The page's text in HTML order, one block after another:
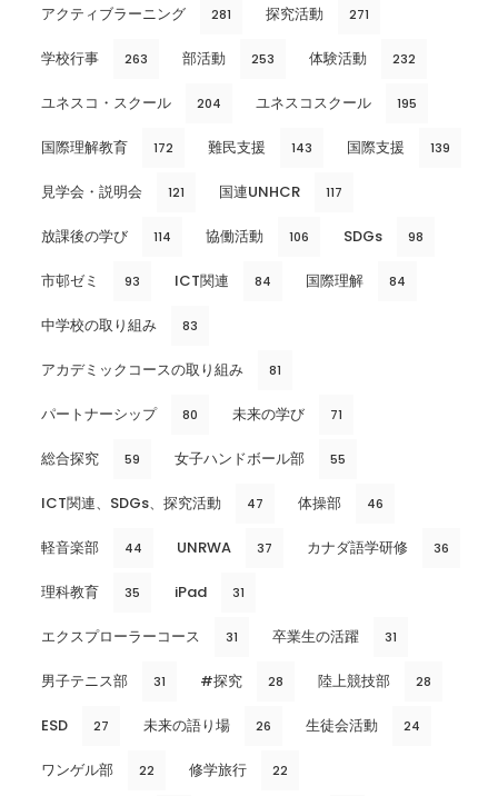
アクティブラーニング 281 探究活動 271
学校行事 263 部活動 253 体験活動 232
ユネスコ・スクール 204 ユネスコスクール 195
国際理解教育 172 難民支援 143 国際支援 139
見学会・説明会 121 国連UNHCR 117
放課後の学び 114 協働活動 106 SDGs 98
市邨ゼミ 93 ICT関連 84 国際理解 84
中学校の取り組み 83
アカデミックコースの取り組み 81
パートナーシップ 80 未来の学び 71
総合探究 59 女子ハンドボール部 55
ICT関連、SDGs、探究活動 47 体操部 46
軽音楽部 44 UNRWA 37 カナダ語学研修 36
理科教育 35 iPad 31
エクスプローラーコース 31 卒業生の活躍 31
男子テニス部 31 #探究 28 陸上競技部 28
ESD 27 未来の語り場 26 生徒会活動 24
ワンゲル部 22 修学旅行 22